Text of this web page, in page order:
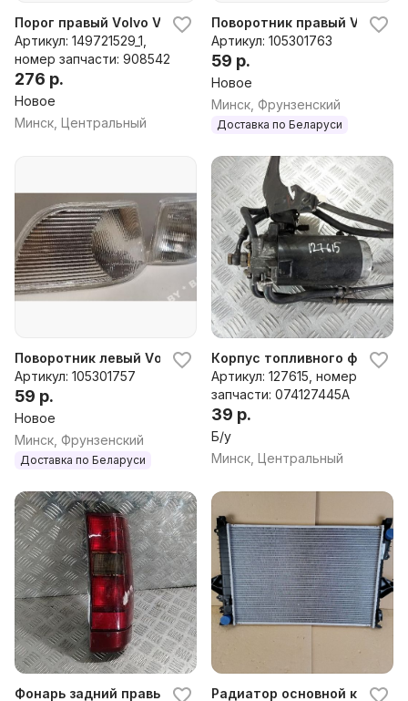
Порог правый Volvo V70 1 поколение (1997-2000), 1998 г.
Артикул: 149721529_1,
номер запчасти: 908542
276 р.
Новое
Минск, Центральный
Поворотник правый Volvo
Артикул: 105301763
59 р.
Новое
Минск, Фрунзенский
Доставка по Беларуси
Поворотник левый Volvo V70 (96-00), 1998 г.
Артикул: 105301757
59 р.
Новое
Минск, Фрунзенский
Доставка по Беларуси
Корпус топливного
Артикул: 127615, номер
запчасти: 074127445A
39 р.
Б/у
Минск, Центральный
Фонарь задний правый Volvo V70 3512419Радиатор основной к Volvo